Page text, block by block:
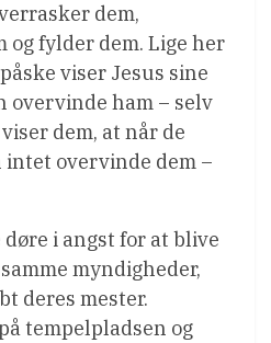
dem,
og fylder dem. Lige her
viser Jesus sine
overvinde ham – selv
dem, at når de
intet overvinde dem –
i angst for at blive
myndigheder,
deres mester.
tempelpladsen og